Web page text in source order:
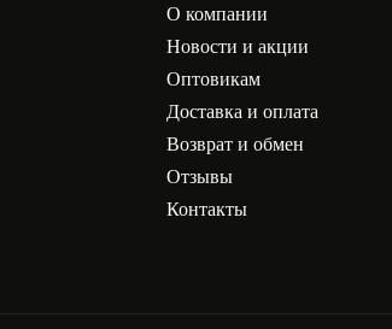
О компании
Новости и акции
Оптовикам
Доставка и оплата
Возврат и обмен
Отзывы
Контакты